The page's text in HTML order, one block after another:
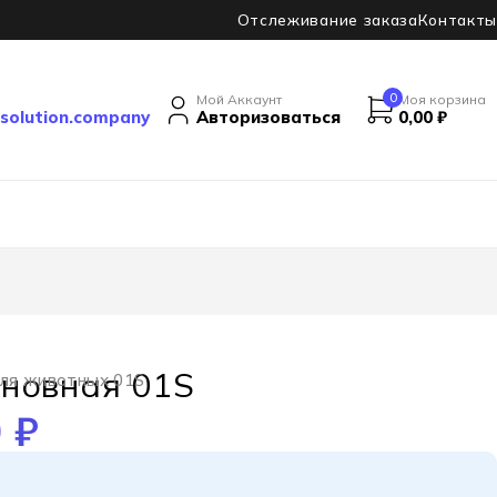
Отслеживание заказаКонтакты
Мой Аккаунт
Авторизоваться
0 Моя корзина
0,00 ₽
животных 01S01S
₽